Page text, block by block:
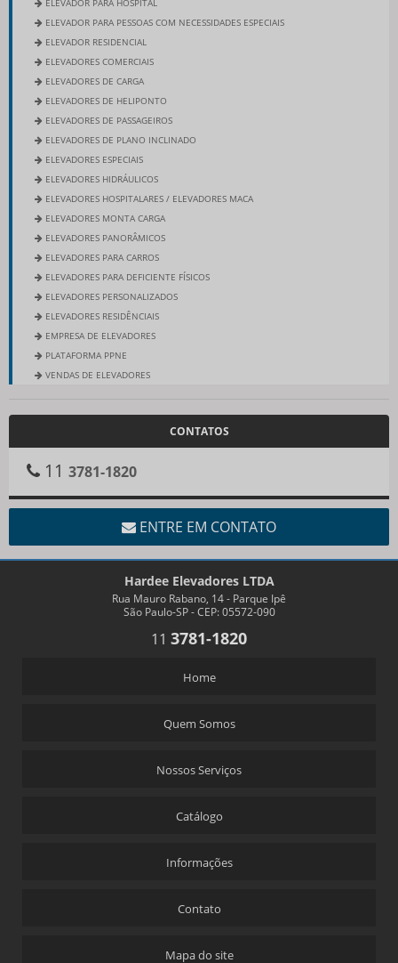
ELEVADOR PARA PESSOAS COM NECESSIDADES ESPECIAIS
ELEVADOR RESIDENCIAL
ELEVADORES COMERCIAIS
ELEVADORES DE CARGA
ELEVADORES DE HELIPONTO
ELEVADORES DE PASSAGEIROS
ELEVADORES DE PLANO INCLINADO
ELEVADORES ESPECIAIS
ELEVADORES HIDRÁULICOS
ELEVADORES HOSPITALARES / ELEVADORES MACA
ELEVADORES MONTA CARGA
ELEVADORES PANORÂMICOS
ELEVADORES PARA CARROS
ELEVADORES PARA DEFICIENTE FÍSICOS
ELEVADORES PERSONALIZADOS
ELEVADORES RESIDÊNCIAIS
EMPRESA DE ELEVADORES
PLATAFORMA PPNE
VENDAS DE ELEVADORES
CONTATOS
11 3781-1820
ENTRE EM CONTATO
Hardee Elevadores LTDA
Rua Mauro Rabano, 14 - Parque Ipê
São Paulo-SP - CEP: 05572-090
11 3781-1820
Home
Quem Somos
Nossos Serviços
Catálogo
Informações
Contato
Mapa do site